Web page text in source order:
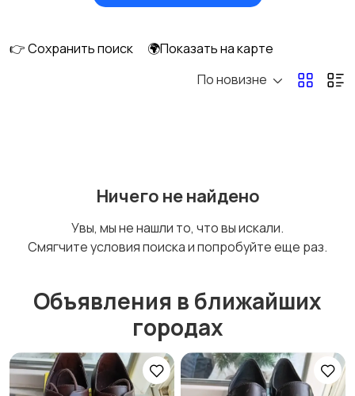
Нижнее белье
Спецодежда Спортивная одежда
👉 Сохранить поиск
🌍Показать на карте
По новизне
Ничего не найдено
Увы, мы не нашли то, что вы искали.
Смягчите условия поиска и попробуйте еще раз.
Объявления в ближайших
городах